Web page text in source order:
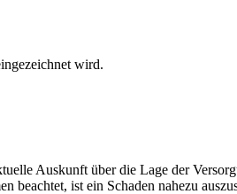
Auskunft über die Lage der
beachtet, ist ein Schaden nahezu